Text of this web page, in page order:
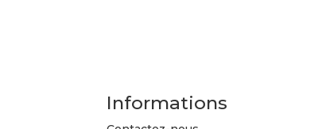
Informations